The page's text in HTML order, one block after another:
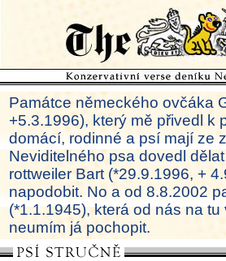
Památce německého ovčáka
+5.3.1996), který mě přivedl k
domácí, rodinné a psí mají ze
Neviditelného psa dovedl
rottweiler Bart (*29.9.1996, +
napodobit. No a od 8.8.2002
(*1.1.1945), která od nás na
neumím já pochopit.